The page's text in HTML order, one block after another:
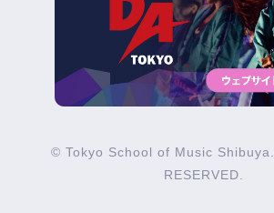
© Tokyo School of Music
RESERVED.